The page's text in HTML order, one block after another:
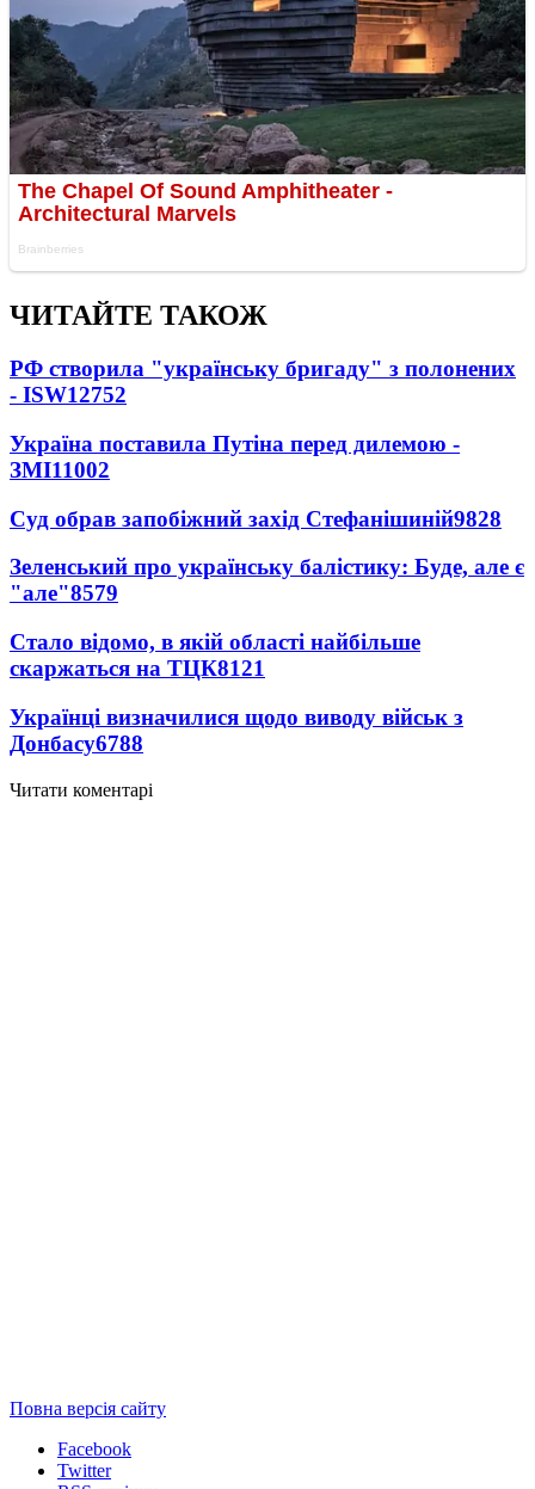
ЧИТАЙТЕ ТАКОЖ
РФ створила "українську бригаду" з полонених
- ISW12752
Україна поставила Путіна перед дилемою -
ЗМІ11002
Суд обрав запобіжний захід Стефанішиній9828
Зеленський про українську балістику: Буде, але є
"але"8579
Стало відомо, в якій області найбільше
скаржаться на ТЦК8121
Українці визначилися щодо виводу військ з
Донбасу6788
Читати коментарі
Повна версія сайту
Facebook
Twitter